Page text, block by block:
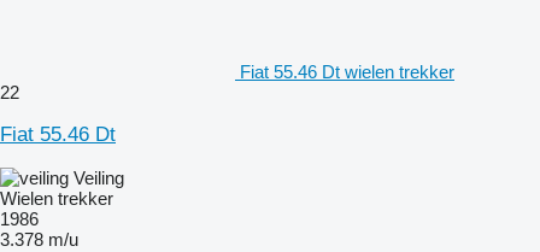
Fiat 55.46 Dt wielen trekker
22
Fiat 55.46 Dt
Veiling
Wielen trekker
1986
3.378 m/u